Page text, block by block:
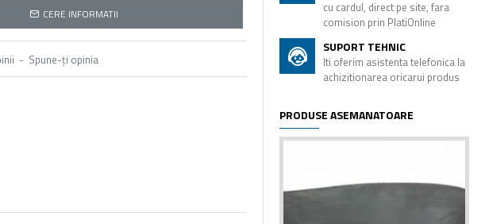
- Spune-ţi opinia
CERE INFORMATII
cu cardul, direct pe site, fara
comision prin PlatiOnline
SUPORT TEHNIC
Iti oferim asistenta telefonica la
achizitionarea oricarui produs
PRODUSE ASEMANATOARE